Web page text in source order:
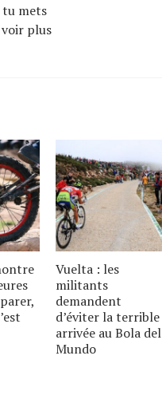
mets
plus
Vuelta : les
militants
demandent
d’éviter la terrible
arrivée au Bola del
Mundo